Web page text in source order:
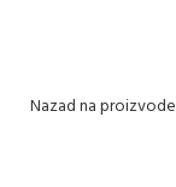
Nazad na proizvode